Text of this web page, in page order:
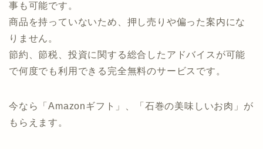
事も可能です。
商品を持っていないため、押し売りや偏った案内にな
りません。
節約、節税、投資に関する総合したアドバイスが可能
で何度でも利用できる完全無料のサービスです。
今なら「Amazonギフト」、「石巻の美味しいお肉」が
もらえます。